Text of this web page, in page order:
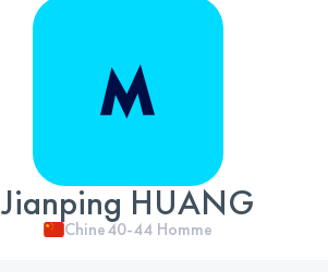
Jianping HUANG
Chine40-44 Homme